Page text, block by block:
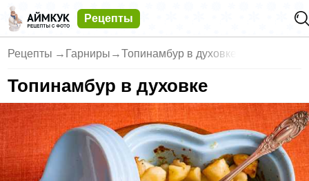
Рецепты
Рецепты → Гарниры →Топинамбур в духовке
Топинамбур в духовке